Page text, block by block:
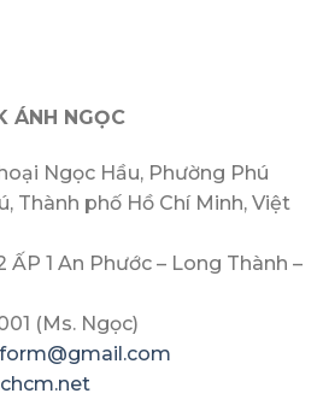
ÁNH NGỌC
Ngọc Hầu, Phường Phú
Thành phố Hồ Chí Minh, Việt
ẤP 1 An Phước – Long Thành –
(Ms. Ngọc)